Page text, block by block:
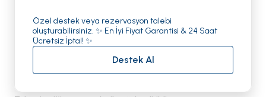
Özel destek veya rezervasyon talebi
oluşturabilirsiniz. ✨ En İyi Fiyat Garantisi & 24 Saat
Ücretsiz İptal! ✨
Destek Al